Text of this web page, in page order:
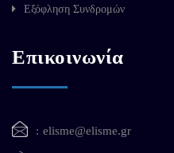
Εξόφληση Συνδρομών
Επικοινωνία
elisme@elisme.gr